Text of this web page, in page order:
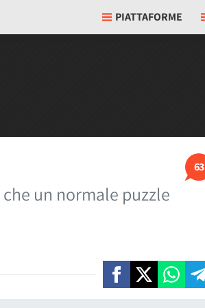
PIATTAFORME
63
un normale puzzle